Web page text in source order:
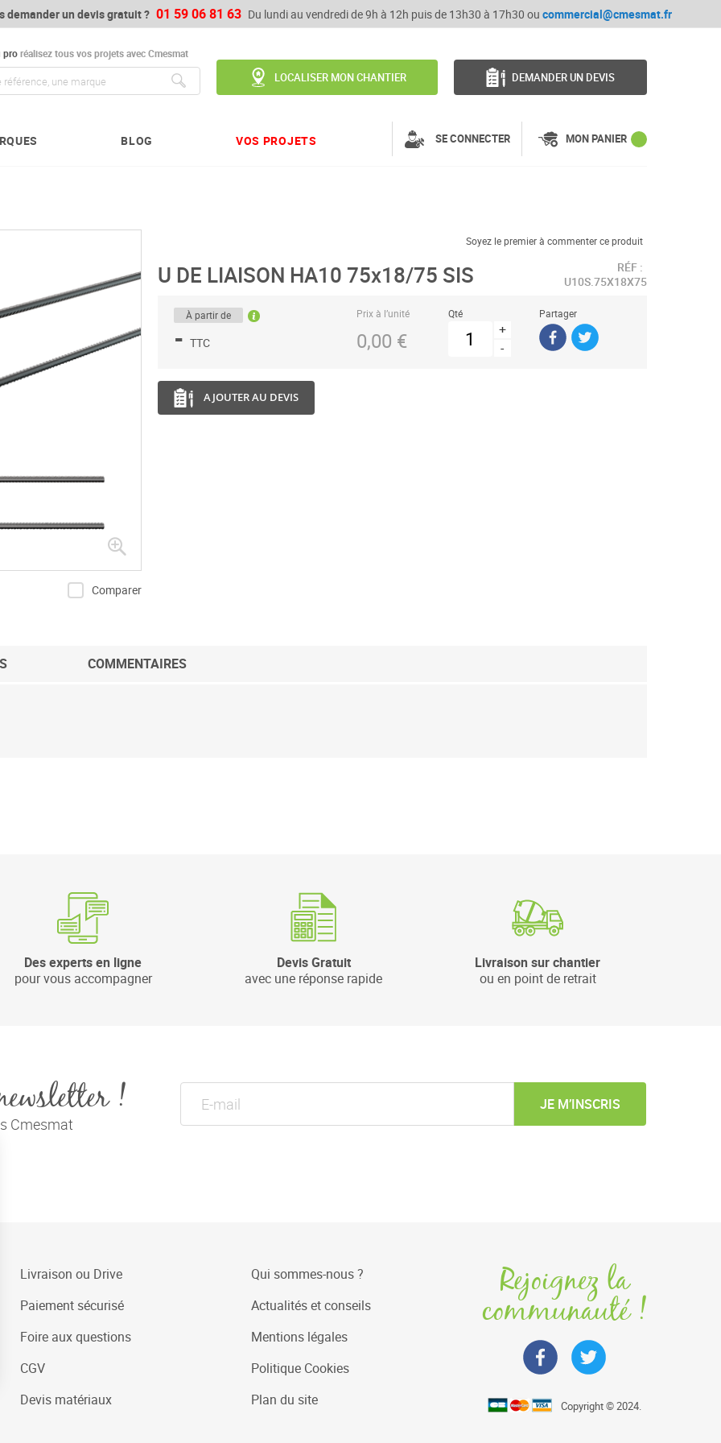
demander un devis gratuit ? 01 59 06 81 63 Du lundi au vendredi de 9h à 12h puis de 13h30 à 17h30 ou commercial@cmesmat.fr
proréalisez tous vos projets avec Cmesmat
LOCALISER MON CHANTIER DEMANDER UN DEVIS
BLOG VOS PROJETS SE CONNECTER MON PANIER
Comparer
Soyez le premier à commenter ce produit
U DE LIAISON HA10 75x18/75 SIS
RÉF :
U10S.75X18X75
À partir de
- TTC
Prix à l’unité
0,00 €
Qté
+
-
Partager
AJOUTER AU DEVIS
COMMENTAIRES
Des experts en ligne
pour vous accompagner
Devis Gratuit
avec une réponse rapide
Livraison sur chantier
ou en point de retrait
!
Cmesmat
JE M’INSCRIS
Livraison ou Drive
Paiement sécurisé
Foire aux questions
CGV
Devis matériaux
Qui sommes-nous ?
Actualités et conseils
Mentions légales
Politique Cookies
Plan du site
Rejoignez la
communauté !
Copyright © 2024.